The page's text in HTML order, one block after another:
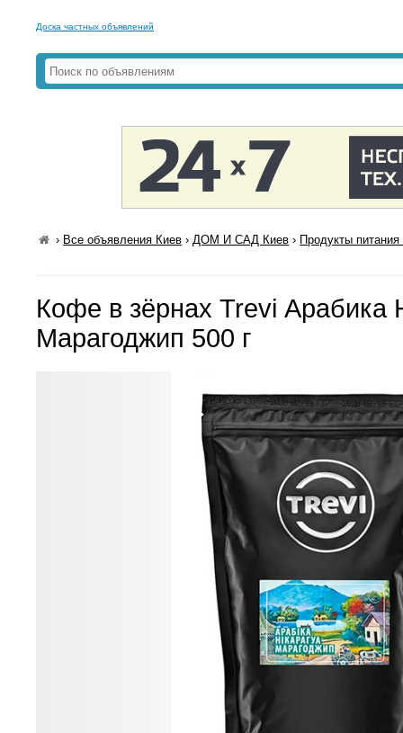
Доска частных объявлений
› Все объявления Киев ›ДОМ И САД Киев › Продукты
Кофе в зёрнах Trevi Арабика
Марагоджип 500 г